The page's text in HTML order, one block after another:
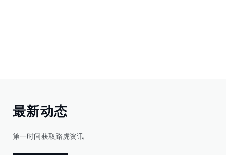
最新动态
第一时间获取路虎资讯